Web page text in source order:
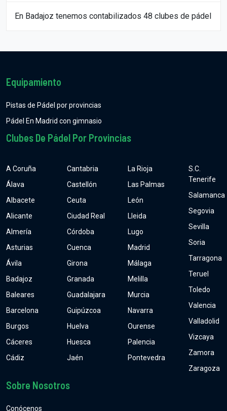
En Badajoz tenemos contabilizados 48 clubes de pádel
Equipamiento
Pistas de Pádel por provincias
Pádel En Madrid con gimnasio
Clubes De Pádel Por Provincias
A Coruña
Álava
Albacete
Alicante
Almería
Asturias
Ávila
Badajoz
Baleares
Barcelona
Burgos
Cáceres
Cádiz
Cantabria
Castellón
Ceuta
Ciudad Real
Córdoba
Cuenca
Girona
Granada
Guadalajara
Guipúzcoa
Huelva
Huesca
Jaén
La Rioja
Las Palmas
León
Lleida
Lugo
Madrid
Málaga
Melilla
Murcia
Navarra
Ourense
Palencia
Pontevedra
S.C.
Tenerife
Salamanca
Segovia
Sevilla
Soria
Tarragona
Teruel
Toledo
Valencia
Valladolid
Vizcaya
Zamora
Zaragoza
Sobre Nosotros
Conócenos